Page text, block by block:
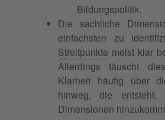
Bildungspolitik.
Die sachliche
einfachsten zu
Streitpunkte meist klar
Allerdings täuscht
Klarheit häufig über
hinweg, die entsteht,
Dimensionen